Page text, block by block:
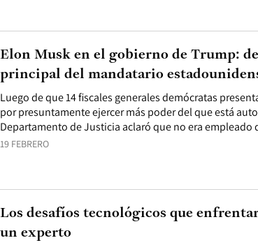
19 FEBRERO
Luego de que 14 fiscales generales demócratas
por presuntamente ejercer más poder del que está
Departamento de Justicia aclaró que no era empleado
Elon Musk en el gobierno de Trump:
principal del mandatario
Los desafíos tecnológicos que
un experto